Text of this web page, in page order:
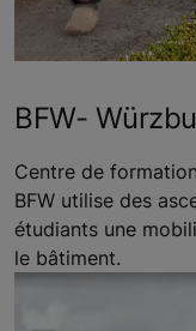
BFW-
Centre de
BFW utilise des
étudiants une
le bâtiment.